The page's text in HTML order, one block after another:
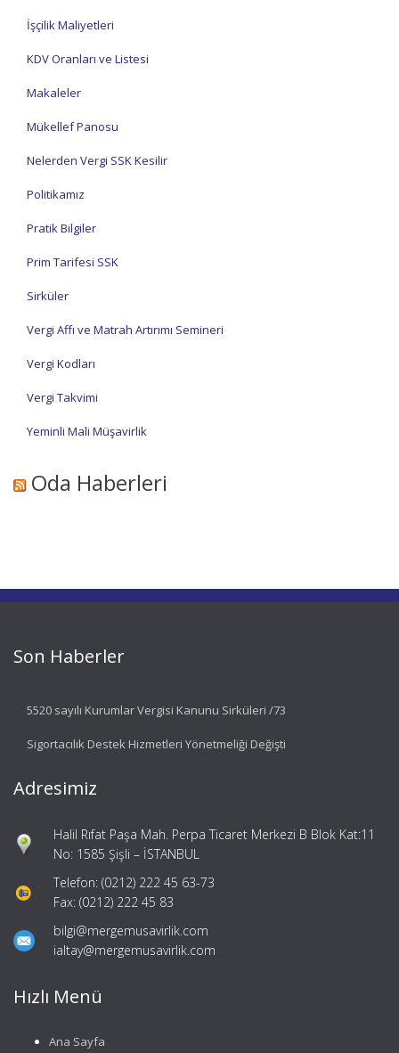
İşçilik Maliyetleri
KDV Oranları ve Listesi
Makaleler
Mükellef Panosu
Nelerden Vergi SSK Kesilir
Politikamız
Pratik Bilgiler
Prim Tarifesi SSK
Sirküler
Vergi Affı ve Matrah Artırımı Semineri
Vergi Kodları
Vergi Takvimi
Yeminli Mali Müşavirlik
Oda Haberleri
Son Haberler
5520 sayılı Kurumlar Vergisi Kanunu Sirküleri /73
Sigortacılık Destek Hizmetleri Yönetmeliği Değişti
Adresimiz
Halil Rıfat Paşa Mah. Perpa Ticaret Merkezi B Blok Kat:11
No: 1585 Şişli – İSTANBUL
Telefon: (0212) 222 45 63-73
Fax: (0212) 222 45 83
bilgi@mergemusavirlik.com
ialtay@mergemusavirlik.com
Hızlı Menü
Ana Sayfa